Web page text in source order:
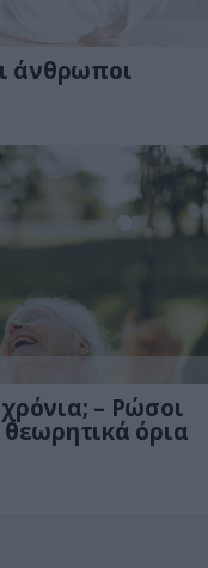
άνθρωποι
– Ρώσοι
όρια